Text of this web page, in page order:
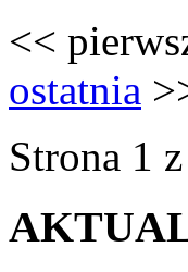
<<
ostatnia
Strona 1